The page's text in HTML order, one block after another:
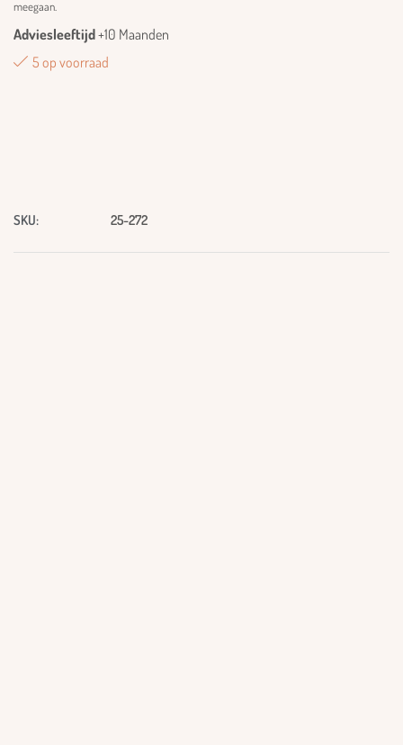
meegaan.
Adviesleeftijd+10 Maanden
5 op voorraad
SKU: 25-272